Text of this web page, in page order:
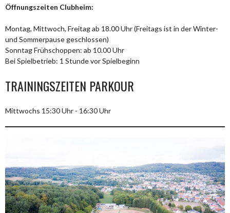
Öffnungszeiten Clubheim:
Montag, Mittwoch, Freitag ab 18.00 Uhr (Freitags ist in der Winter-
und Sommerpause geschlossen)
Sonntag Frühschoppen: ab 10.00 Uhr
Bei Spielbetrieb: 1 Stunde vor Spielbeginn
TRAININGSZEITEN PARKOUR
Mittwochs 15:30 Uhr - 16:30 Uhr